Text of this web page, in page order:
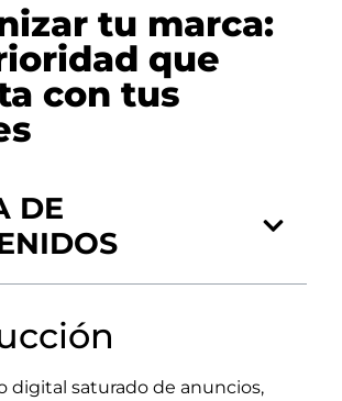
tu marca:
que
con tus
DE
digital saturado de anuncios,